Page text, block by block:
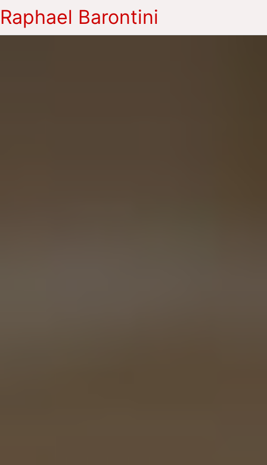
Raphael Barontini